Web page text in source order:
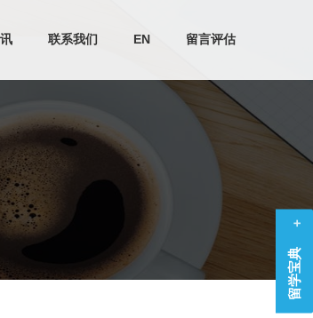
联系我们 EN 留言评估
留学宝典